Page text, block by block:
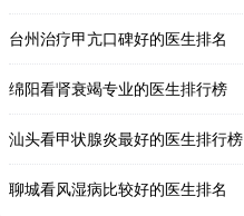
台州治疗甲亢口碑好的医生排名
绵阳看肾衰竭专业的医生排行榜
汕头看甲状腺炎最好的医生排行榜
聊城看风湿病比较好的医生排名